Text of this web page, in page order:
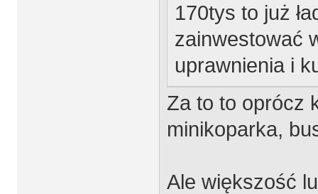
170tys to już
zainwestować
uprawnienia i
Za to to oprócz
minikoparka,
Ale większość